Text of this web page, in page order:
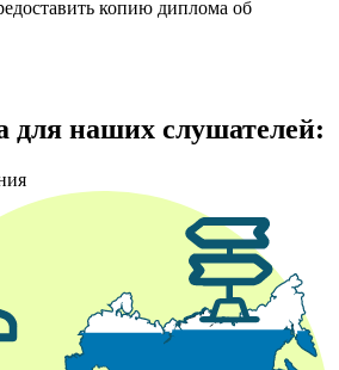
копию диплома об
для наших слушателей: